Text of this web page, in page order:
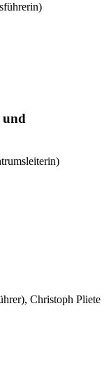
und
Christoph Pliete